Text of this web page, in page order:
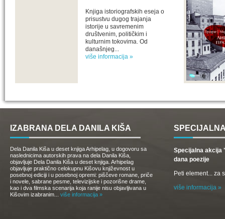
Knjiga istoriografskih eseja o
prisustvu dugog trajanja
istorije u savremenim
društvenim, političkim i
kulturnim tokovima. Od
današnjeg...
više informacija »
IZABRANA DELA DANILA KIŠA
Dela Danila Kiša u deset knjiga Arhipelag, u dogovoru sa
naslednicima autorskih prava na dela Danila Kiša,
objavljuje Dela Danila Kiša u deset knjiga. Arhipelag
objavljuje praktično celokupnu Kišovu književnost u
posebnoj ediciji i u posebnoj opremi: piščeve romane, priče
i novele, sabrane pesme, televizijske i pozorišne drame,
kao i dva filmska scenarija koja ranije nisu objavljivana u
Kišovim izabranim... više informacija »
Specijalna akcija
dana poezije
Peti element... za
više informacija »